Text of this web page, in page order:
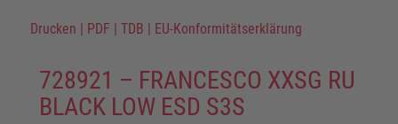
Drucken | PDF | TDB | EU-Konformitätserklärung
728921 – FRANCESCO XXSG RU
BLACK LOW ESD S3S